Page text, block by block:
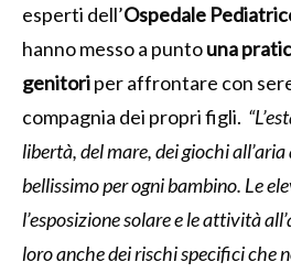
esperti dell’Ospedale
hanno messo a puntouna
genitoriper affrontare con
compagnia dei propri figli.
libertà, del mare, dei giochi
bellissimo per ogni bambino. Le
l’esposizione solare e le attività
loro anche dei rischi specifici che